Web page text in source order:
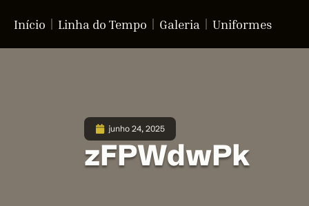
Início Linha do Tempo Galeria Uniformes
junho 24, 2025
zFPWdwPk